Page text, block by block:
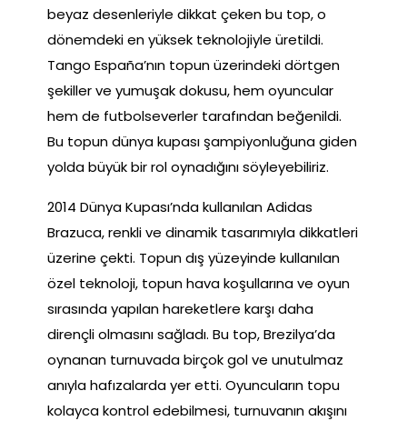
beyaz desenleriyle dikkat çeken bu top, o
dönemdeki en yüksek teknolojiyle üretildi.
Tango España’nın topun üzerindeki dörtgen
şekiller ve yumuşak dokusu, hem oyuncular
hem de futbolseverler tarafından beğenildi.
Bu topun dünya kupası şampiyonluğuna giden
yolda büyük bir rol oynadığını söyleyebiliriz.
2014 Dünya Kupası’nda kullanılan Adidas
Brazuca, renkli ve dinamik tasarımıyla dikkatleri
üzerine çekti. Topun dış yüzeyinde kullanılan
özel teknoloji, topun hava koşullarına ve oyun
sırasında yapılan hareketlere karşı daha
dirençli olmasını sağladı. Bu top, Brezilya’da
oynanan turnuvada birçok gol ve unutulmaz
anıyla hafızalarda yer etti. Oyuncuların topu
kolayca kontrol edebilmesi, turnuvanın akışını